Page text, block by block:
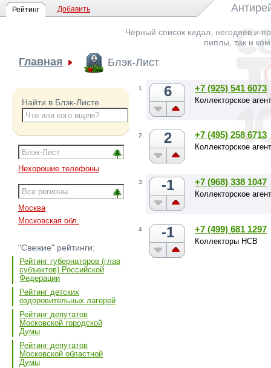
Рейтинг Добавить
Чёрный список кидал, негодяев и
пиплы, так и
Главная Блэк-Лист
Найти в Блэк-Листе
Нехорошие телефоны
Москва
Московская обл.
"Свежие" рейтинги:
Рейтинг губернаторов (глав
субъектов) Российской
Федерации
Рейтинг детских
оздоровительных лагерей
Рейтинг депутатов
Московской городской
Думы
Рейтинг депутатов
Московской областной
Думы
1 6 +7 (925) 541 6073
Коллекторское
2 2 +7 (495) 258 6713
Коллекторское
3 -1 +7 (968) 338 1047
Коллекторское
4 -1 +7 (499) 681 1297
Коллекторы НСВ